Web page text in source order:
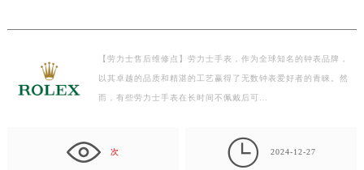
【劳力士售后维修点】劳力士手表，作为全球知名的钟表品牌，
以其卓越的品质和精湛的工艺赢得了无数钟表爱好者的青睐。然
而，有些劳力士手表在长时间不佩戴后可…
次  2024-12-27